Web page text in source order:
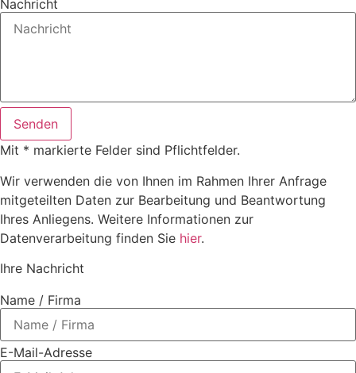
Nachricht
Senden
Mit * markierte Felder sind Pflichtfelder.
Wir verwenden die von Ihnen im Rahmen Ihrer Anfrage
mitgeteilten Daten zur Bearbeitung und Beantwortung
Ihres Anliegens. Weitere Informationen zur
Datenverarbeitung finden Sie hier.
Ihre Nachricht
Name / Firma
E-Mail-Adresse